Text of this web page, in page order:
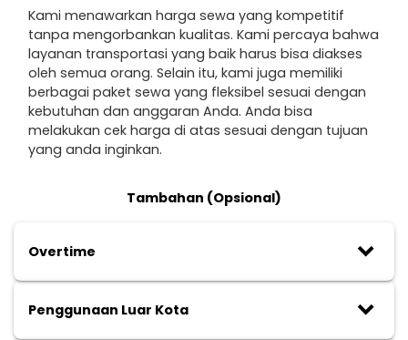
Kami menawarkan harga sewa yang kompetitif
tanpa mengorbankan kualitas. Kami percaya bahwa
layanan transportasi yang baik harus bisa diakses
oleh semua orang. Selain itu, kami juga memiliki
berbagai paket sewa yang fleksibel sesuai dengan
kebutuhan dan anggaran Anda. Anda bisa
melakukan cek harga di atas sesuai dengan tujuan
yang anda inginkan.
Tambahan (Opsional)
Overtime keyboard_arrow_down
Penggunaan Luar Kota keyboard_arrow_down